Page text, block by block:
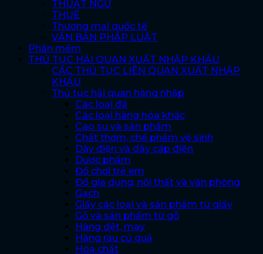
THUẬT NGỮ
THUẾ
Thương mại quốc tế
VĂN BẢN PHÁP LUẬT
Phần mềm
THỦ TỤC HẢI QUAN XUẤT NHẬP KHẨU
CÁC THỦ TỤC LIÊN QUAN XUẤT NHẬP
KHẨU
Thủ tục hải quan hàng nhập
Các loại đá
Các loại hàng hóa khác
Cao su và sản phẩm
Chất thơm, chế phẩm vệ sinh
Dây điện và dây cáp điện
Dược phẩm
Đồ chơi trẻ em
Đồ gia dụng, nội thất và văn phòng
Gạch
Giấy các loại và sản phẩm từ giấy
Gỗ và sản phẩm từ gỗ
Hàng dệt, may
Hàng rau củ quả
Hóa chất